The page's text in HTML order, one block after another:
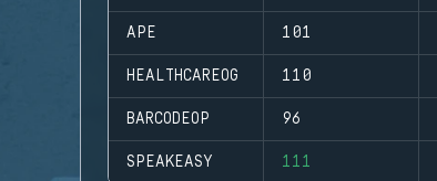
APE 101
HEALTHCAREOG 110
BARCODEOP 96
SPEAKEASY 111